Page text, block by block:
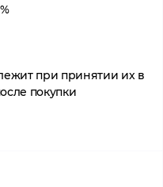
при принятии их в
покупки